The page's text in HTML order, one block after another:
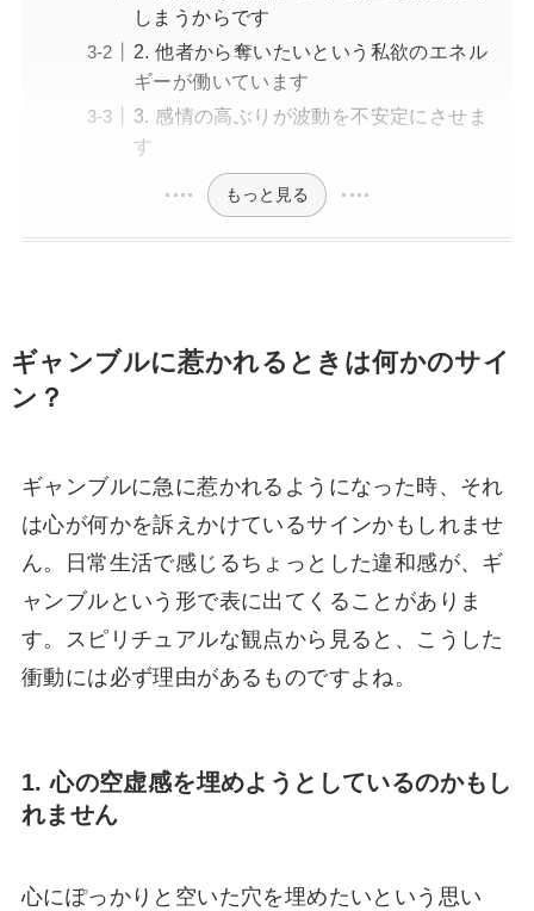
しまうからです
2. 他者から奪いたいという私欲のエネル
ギーが働いています
3. 感情の高ぶりが波動を不安定にさせま
す
もっと見る
ギャンブルに惹かれるときは何かのサイ
ン？
ギャンブルに急に惹かれるようになった時、それ
は心が何かを訴えかけているサインかもしれませ
ん。日常生活で感じるちょっとした違和感が、ギ
ャンブルという形で表に出てくることがありま
す。スピリチュアルな観点から見ると、こうした
衝動には必ず理由があるものですよね。
1. 心の空虚感を埋めようとしているのかもし
れません
心にぽっかりと空いた穴を埋めたいという思い